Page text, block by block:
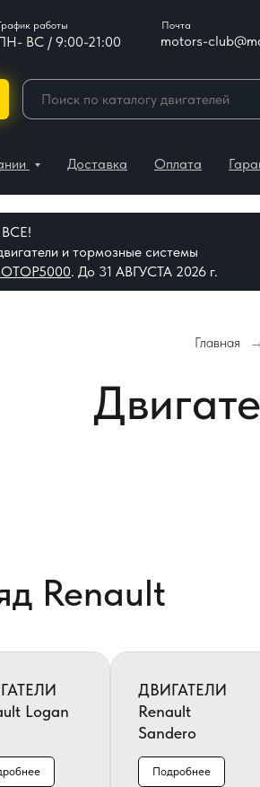
ВС / 9:00-21:00
Почта
работы
motors-
Доставка Оплата
и тормозные системы
. До 31 АВГУСТА 2026 г.
Главная →
Renault
Logan
ДВИГАТЕЛИ
Renault
Sandero
Подробнее